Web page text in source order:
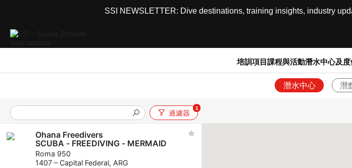
SSI NEWSLETTER: Dive destinations, training insights, industry
培訓項目課程與活動潛水中心及
潛水中心 潛
過濾器
1
Ohana Freedivers
SCUBA - FREEDIVING - MERMAID
Roma 950
1407 – Capital Federal, ARG